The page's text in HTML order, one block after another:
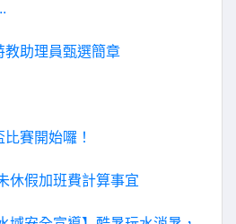
教助理員甄選簡章
賽開始囉！
休假加班費計算事宜